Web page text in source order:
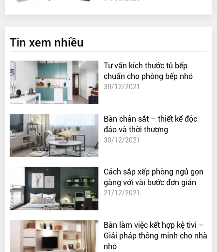
Tin xem nhiều
Tư vấn kích thước tủ bếp
chuẩn cho phòng bếp nhỏ
30/12/2021
Bàn chân sắt – thiết kế độc
đáo và thời thượng
30/12/2021
Cách sắp xếp phòng ngủ gọn
gàng với vài bước đơn giản
21/12/2021
Bàn làm việc kết hợp kệ tivi –
Giải pháp thông minh cho nhà
nhỏ